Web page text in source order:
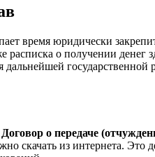
время юридически
расписка о получении
Договор о передаче
из интернета. Это